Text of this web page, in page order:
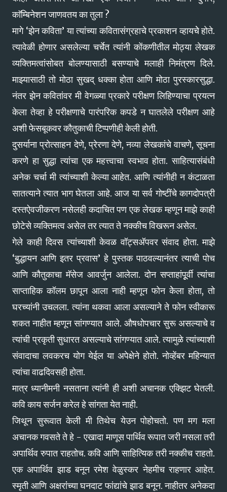
काॅम्बिनेशन जाणवतय का तुला ?
मागे ‘झेन कविता’ या त्यांच्या कवितासंग्रहाचे प्रकाशन व्हायचेे होते.
त्यावेळी होणार असलेल्या चर्चेत त्यांनी कोंकणीतील मोठ्या लेखक
व्यक्तिमत्वांसोबत बोलण्यासाठी बसण्याचे मलाही निमंत्रण दिले.
माझ्यासाठी तो मोठा सुखद् धक्का होता आणि मोठा पुरस्कारसुद्धा.
नंतर झेन कवितांवर मी वेगळ्या प्रकारे परीक्षण लिहिण्याचा प्रयत्न
केला तेव्हा हे परीक्षणाचे पारंपरिक कपडे न घातलेले परीक्षण आहे
अशी फेसबूकवर कौतुकाची टिप्पणीही केली होती.
दुसर्याना प्रोत्साहन देणे, प्रेरणा देणे, नव्या लेखकांचे वाचणे, सूचना
करणे हा सुद्धा त्यांचा एक महत्त्वाचा स्वभाव होता. साहित्यासंबंधी
अनेक चर्चा मी त्यांच्याशी केल्या आहेत. आणि त्यांनीही न कंटाळता
सातत्याने त्यात भाग घेतला आहे. आज या सर्व गोष्टींचे कागदोपत्री
दस्तऐवजीकरण नसेलही कदाचित पण एक लेखक म्हणून माझे काही
छोटेसे व्यक्तिमत्व असेल तर त्यात ते नक्कीच विखरून असेल.
गेले काही दिवस त्यांच्याशी केवळ वॉट्सअ‍ॅपवर संवाद होता. माझे
‘बुद्धायन आणि इतर प्रवास’ हे पुस्तक पाठवल्यानंतर त्याची पोच
आणि कौतुकाचा मॅसेज आवर्जुन आलेला. दोन सप्ताहांपूूर्वी त्यांचा
साप्ताहिक कॉलम छापून आला नाही म्हणून फोन केेला होता, तो
घरच्यांनी उचलला. त्यांना थकवा आला असल्याने ते फोन स्वीकारू
शकत नाहीत म्हणून सांगण्यात आले. औषधोपचार सुरू असल्याचे व
त्यांची प्रकृती सुधारत असल्याचे सांगण्यात आले. त्यामुळे त्यांच्याशी
संवादाचा लवकरच योग येईल या अपेक्षेने होतो. नोव्हेंबर महिन्यात
त्यांचा वाढदिवसही होता.
मात्र ध्यानीमनी नसताना त्यांनी ही अशी अचानक एक्झिट घेतली.
कवि काय सर्जन करेल हे सांगता येत नाही.
जिथून सुरूवात केली मी तिथेच येउन पोहोचतो. पण मग मला
अचानक गवसते ते हे - एखादा माणूस पार्थिव रूपात जरी नसला तरी
अपार्थिव रुपात राहतोच. कवि आणि साहित्यिक तरी नक्कीच राहतो.
एक अपार्थिव झाड बनून रमेश वेळुस्कर नेहमीच राहणार आहेत.
स्मृती आणि अक्षरांंच्या घनदाट फांद्यांचे झाड बनून. नाहीतर अनेकदा